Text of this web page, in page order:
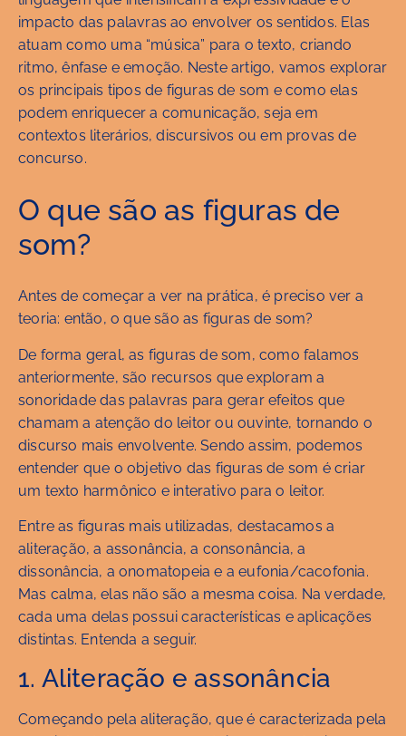
impacto das palavras ao envolver os sentidos. Elas
atuam como uma “música” para o texto, criando
ritmo, ênfase e emoção. Neste artigo, vamos explorar
os principais tipos de figuras de som e como elas
podem enriquecer a comunicação, seja em
contextos literários, discursivos ou em provas de
concurso.
O que são as figuras de
som?
Antes de começar a ver na prática, é preciso ver a
teoria: então, o que são as figuras de som?
De forma geral, as figuras de som, como falamos
anteriormente, são recursos que exploram a
sonoridade das palavras para gerar efeitos que
chamam a atenção do leitor ou ouvinte, tornando o
discurso mais envolvente. Sendo assim, podemos
entender que o objetivo das figuras de som é criar
um texto harmônico e interativo para o leitor.
Entre as figuras mais utilizadas, destacamos a
aliteração, a assonância, a consonância, a
dissonância, a onomatopeia e a eufonia/cacofonia.
Mas calma, elas não são a mesma coisa. Na verdade,
cada uma delas possui características e aplicações
distintas. Entenda a seguir.
1. Aliteração e assonância
Começando pela aliteração, que é caracterizada pela